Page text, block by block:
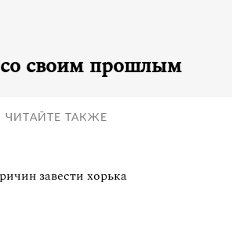
своим прошлым
ЧИТАЙТЕ ТАКЖЕ
завести хорька